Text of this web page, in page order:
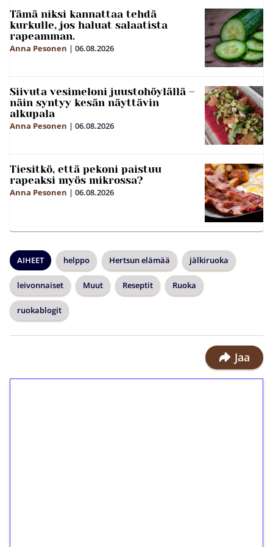
Tämä niksi kannattaa tehdä
kurkulle, jos haluat salaatista
rapeamman.
Anna Pesonen | 06.08.2026
Siivuta vesimeloni juustohöylällä –
näin syntyy kesän näyttävin
alkupala
Anna Pesonen | 06.08.2026
Tiesitkö, että pekoni paistuu
rapeaksi myös mikrossa?
Anna Pesonen | 06.08.2026
AIHEET helppo Hertsun elämää jälkiruoka
leivonnaiset Muut Reseptit Ruoka
ruokablogit
Jaa